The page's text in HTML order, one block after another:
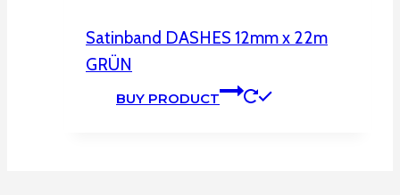
Satinband DASHES 12mm x 22m
GRÜN
BUY PRODUCT